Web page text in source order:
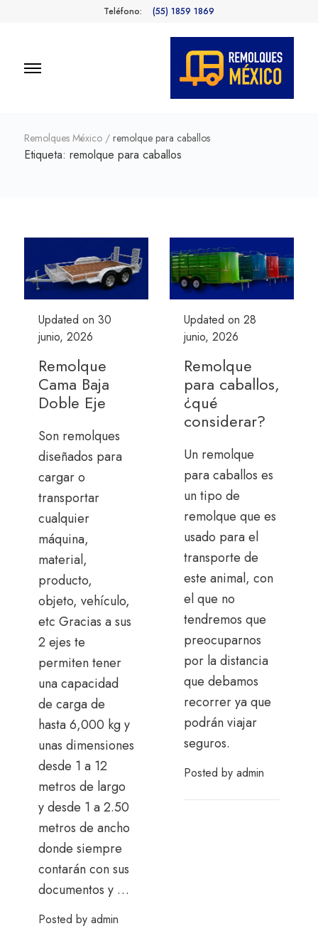
Teléfono: (55) 1859 1869
México
Remolques México / remolque para caballos
Etiqueta: remolque para caballos
Updated on 30
junio, 2026
Remolque
Cama Baja
Doble Eje
Son remolques
diseñados para
cargar o
transportar
cualquier
máquina,
material,
producto,
objeto, vehículo,
etc Gracias a sus
2 ejes te
permiten tener
una capacidad
de carga de
hasta 6,000 kg y
unas dimensiones
desde 1 a 12
metros de largo
y desde 1 a 2.50
metros de ancho
donde siempre
contarán con sus
documentos y …
Posted by admin
Updated on 28
junio, 2026
Remolque
para caballos,
¿qué
considerar?
Un remolque
para caballos es
un tipo de
remolque que es
usado para el
transporte de
este animal, con
el que no
tendremos que
preocuparnos
por la distancia
que debamos
recorrer ya que
podrán viajar
seguros.
Posted by admin